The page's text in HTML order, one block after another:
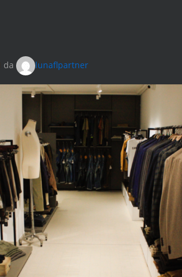
da lunaflpartner